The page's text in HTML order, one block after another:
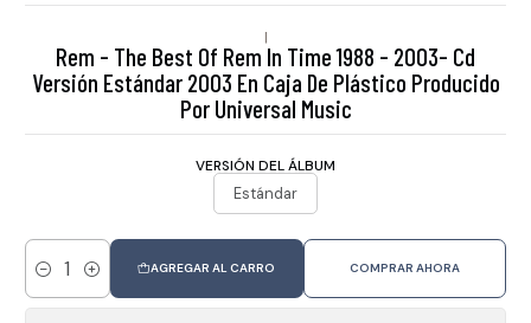
|
Rem - The Best Of Rem In Time 1988 - 2003- Cd
Versión Estándar 2003 En Caja De Plástico Producido
Por Universal Music
VERSIÓN DEL ÁLBUM
Estándar
Cantidad
AGREGAR AL CARRO COMPRAR AHORA